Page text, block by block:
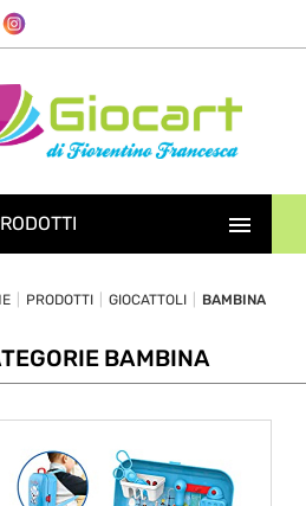

PRODOTTI GIOCATTOLI BAMBINA
BAMBINA